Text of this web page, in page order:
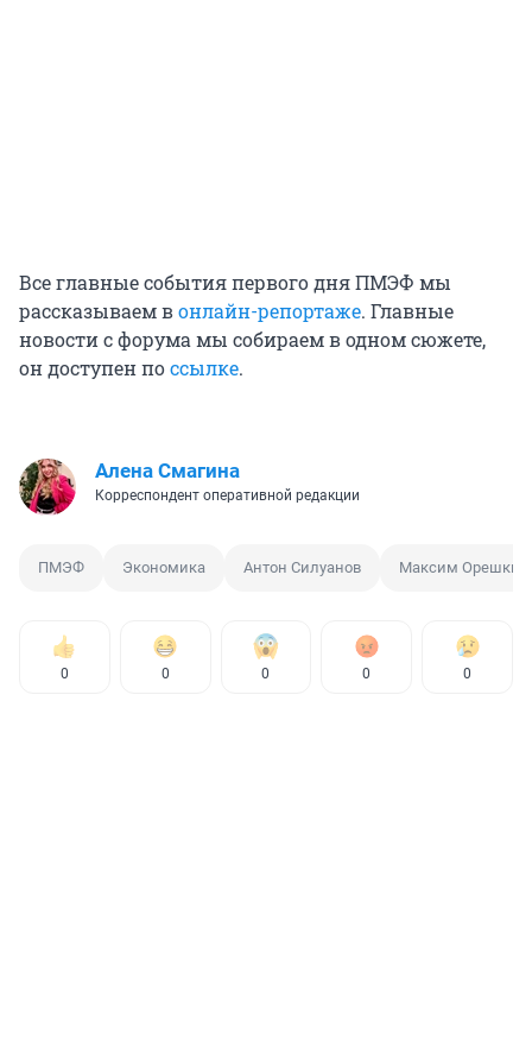
Все главные события первого дня ПМЭФ мы
рассказываем вонлайн-репортаже. Главные
новости с форума мы собираем в одном сюжете,
он доступен поссылке.
Алена Смагина
Корреспондент оперативной редакции
ПМЭФ Экономика Антон Силуанов Максим Орешкин
0 0 0 0 0